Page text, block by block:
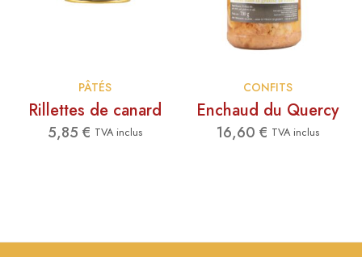
PÂTÉS
Rillettes de canard
5,85 € TVA inclus
CONFITS
Enchaud du Quercy
16,60 € TVA inclus